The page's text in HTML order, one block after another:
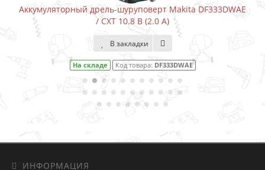
шуруповерт Makita DF333DWAE
/ CXT 10.8 В (2.0 А)
В закладки
Код товара: DF333DWAE
Аккумуляторный
На
ИНФОРМАЦИЯ